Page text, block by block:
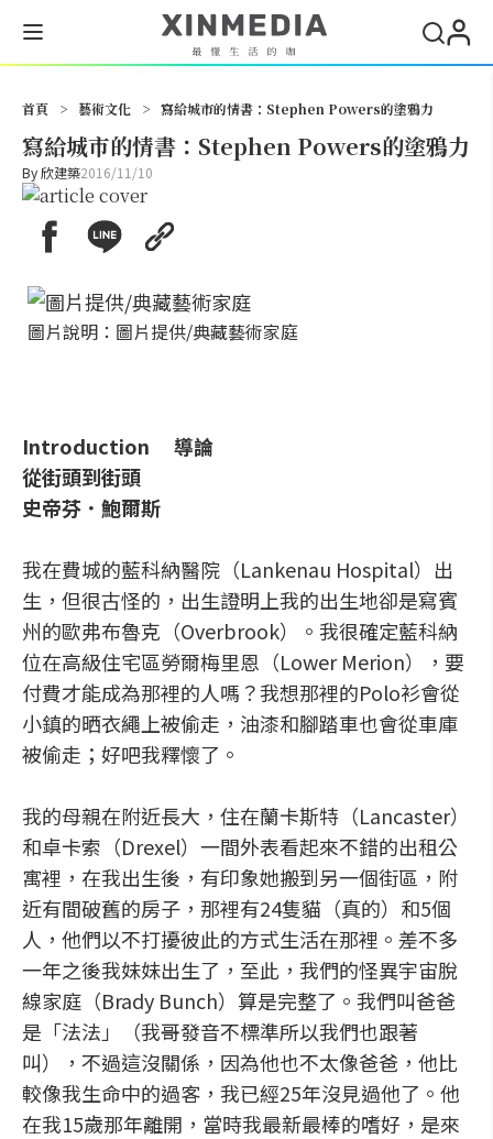
首頁 > 藝術文化 > 寫給城市的情書：Stephen Powers的塗鴉力
寫給城市的情書：Stephen Powers的塗鴉力
By欣建築2016/11/10
圖片說明：圖片提供/典藏藝術家庭
Introduction 導論
從街頭到街頭
史帝芬．鮑爾斯
我在費城的藍科納醫院（Lankenau Hospital）出
生，但很古怪的，出生證明上我的出生地卻是寫賓
州的歐弗布魯克（Overbrook）。我很確定藍科納
位在高級住宅區勞爾梅里恩（Lower Merion），要
付費才能成為那裡的人嗎？我想那裡的Polo衫會從
小鎮的晒衣繩上被偷走，油漆和腳踏車也會從車庫
被偷走；好吧我釋懷了。
我的母親在附近長大，住在蘭卡斯特（Lancaster）
和卓卡索（Drexel）一間外表看起來不錯的出租公
寓裡，在我出生後，有印象她搬到另一個街區，附
近有間破舊的房子，那裡有24隻貓（真的）和5個
人，他們以不打擾彼此的方式生活在那裡。差不多
一年之後我妹妹出生了，至此，我們的怪異宇宙脫
線家庭（Brady Bunch）算是完整了。我們叫爸爸
是「法法」（我哥發音不標準所以我們也跟著
叫），不過這沒關係，因為他也不太像爸爸，他比
較像我生命中的過客，我已經25年沒見過他了。他
在我15歲那年離開，當時我最新最棒的嗜好，是來